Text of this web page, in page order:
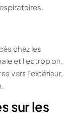
chez les
et l’ectropion,
vers l’extérieur,
sur les